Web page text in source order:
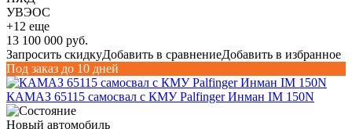
УВЭОС
+12 еще
13 100 000 руб.
Запросить скидкуДобавить в сравнениеДобавить в избранное
Под заказ до 10 дней
КАМАЗ 65115 самосвал с КМУ Palfinger Инман IM 150N
Новый автомобиль